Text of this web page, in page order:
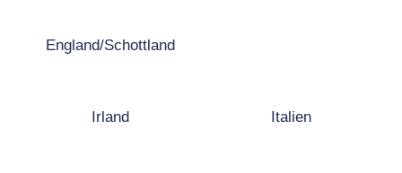
England/Schottland
Irland Italien